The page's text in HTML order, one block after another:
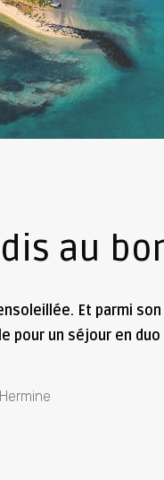
au
Et parmi
pour un séjour en